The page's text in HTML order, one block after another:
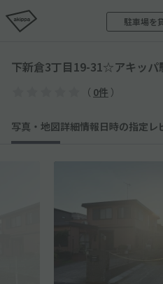
駐車場を
下新倉3丁目19-31☆アキッパ
（ 0件 ）
写真・地図詳細情報日時の指定 レ